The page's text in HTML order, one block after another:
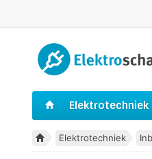
Elektrotechniek
Elektrotechniek